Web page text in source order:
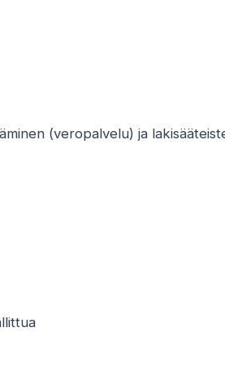
(veropalvelu) ja